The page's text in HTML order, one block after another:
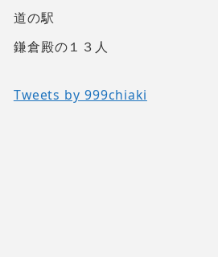
道の駅
鎌倉殿の１３人
Tweets by 999chiaki